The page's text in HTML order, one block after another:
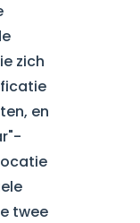
zich
en
twee